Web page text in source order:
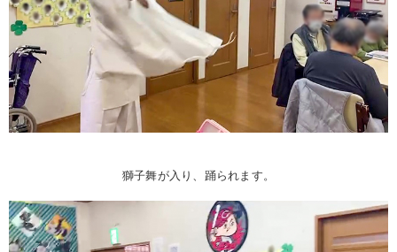
獅子舞が入り、踊られます。